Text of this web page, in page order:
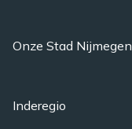
Onze Stad Nijmegen
Inderegio